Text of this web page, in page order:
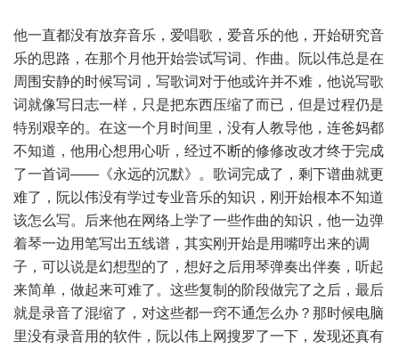
他一直都没有放弃音乐，爱唱歌，爱音乐的他，开始研究音
乐的思路，在那个月他开始尝试写词、作曲。阮以伟总是在
周围安静的时候写词，写歌词对于他或许并不难，他说写歌
词就像写日志一样，只是把东西压缩了而已，但是过程仍是
特别艰辛的。在这一个月时间里，没有人教导他，连爸妈都
不知道，他用心想用心听，经过不断的修修改改才终于完成
了一首词——《永远的沉默》。歌词完成了，剩下谱曲就更
难了，阮以伟没有学过专业音乐的知识，刚开始根本不知道
该怎么写。后来他在网络上学了一些作曲的知识，他一边弹
着琴一边用笔写出五线谱，其实刚开始是用嘴哼出来的调
子，可以说是幻想型的了，想好之后用琴弹奏出伴奏，听起
来简单，做起来可难了。这些复制的阶段做完了之后，最后
就是录音了混缩了，对这些都一窍不通怎么办？那时候电脑
里没有录音用的软件，阮以伟上网搜罗了一下，发现还真有